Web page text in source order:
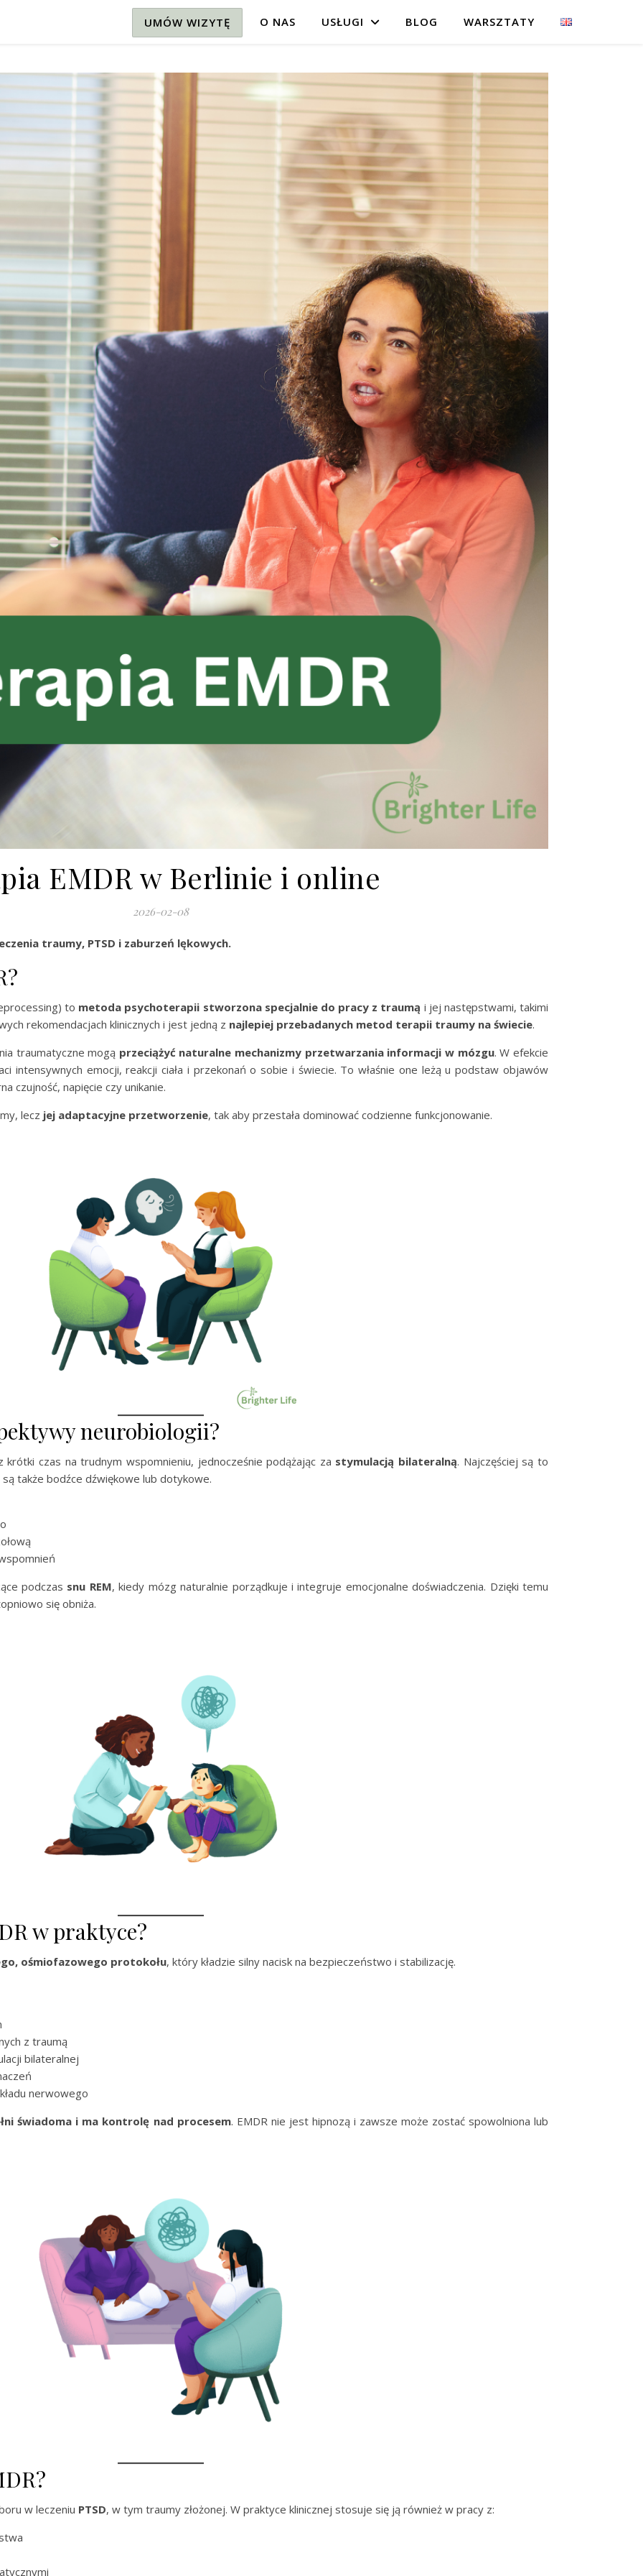
UMÓW WIZYTĘ O NAS USŁUGI BLOG WARSZTATY
EMDR w Berlinie i online
2026-02-08
traumy, PTSD i zaburzeń lękowych.
to metoda psychoterapii stworzona specjalnie do pracy z traumą i jej następstwami, takimi
rekomendacjach klinicznych i jest jedną z najlepiej przebadanych metod terapii traumy na świecie.
traumatyczne mogą przeciążyć naturalne mechanizmy przetwarzania informacji w mózgu. W efekcie
intensywnych emocji, reakcji ciała i przekonań o sobie i świecie. To właśnie one leżą u podstaw objawów
czujność, napięcie czy unikanie.
lecz jej adaptacyjne przetworzenie, tak aby przestała dominować codzienne funkcjonowanie.
neurobiologii?
czas na trudnym wspomnieniu, jednocześnie podążając za stymulacją bilateralną. Najczęściej są to
także bodźce dźwiękowe lub dotykowe.
podczas snu REM, kiedy mózg naturalnie porządkuje i integruje emocjonalne doświadczenia. Dzięki temu
się obniża.
w praktyce?
ośmiofazowego protokołu, który kładzie silny nacisk na bezpieczeństwo i stabilizację.
z traumą
bilateralnej
nerwowego
świadoma i ma kontrolę nad procesem. EMDR nie jest hipnozą i zawsze może zostać spowolniona lub
w leczeniu PTSD, w tym traumy złożonej. W praktyce klinicznej stosuje się ją również w pracy z: